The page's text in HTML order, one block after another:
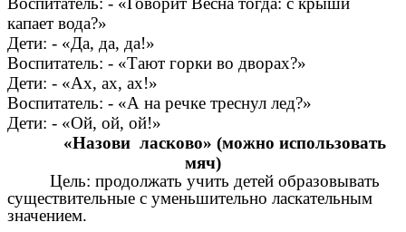
капает вода?»
Дети: - «Да, да, да!»
Воспитатель: - «Тают горки во дворах?»
Дети: - «Ах, ах, ах!»
Воспитатель: - «А на речке треснул лед?»
Дети: - «Ой, ой, ой!»
«Назови ласково» (можно использовать
мяч)
Цель: продолжать учить детей образовывать
существительные с уменьшительно ласкательным
значением.